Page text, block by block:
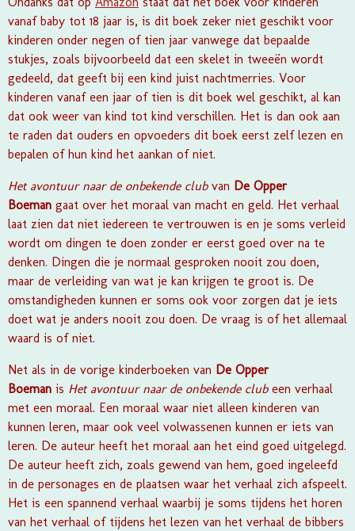
vanaf baby tot 18 jaar is, is dit boek zeker niet geschikt voor
kinderen onder negen of tien jaar vanwege dat bepaalde
stukjes, zoals bijvoorbeeld dat een skelet in tweeën wordt
gedeeld, dat geeft bij een kind juist nachtmerries. Voor
kinderen vanaf een jaar of tien is dit boek wel geschikt, al kan
dat ook weer van kind tot kind verschillen. Het is dan ook aan
te raden dat ouders en opvoeders dit boek eerst zelf lezen en
bepalen of hun kind het aankan of niet.
Het avontuur naar de onbekende club van De Opper
Boeman gaat over het moraal van macht en geld. Het verhaal
laat zien dat niet iedereen te vertrouwen is en je soms verleid
wordt om dingen te doen zonder er eerst goed over na te
denken. Dingen die je normaal gesproken nooit zou doen,
maar de verleiding van wat je kan krijgen te groot is. De
omstandigheden kunnen er soms ook voor zorgen dat je iets
doet wat je anders nooit zou doen. De vraag is of het allemaal
waard is of niet.
Net als in de vorige kinderboeken van De Opper
Boeman is Het avontuur naar de onbekende club een verhaal
met een moraal. Een moraal waar niet alleen kinderen van
kunnen leren, maar ook veel volwassenen kunnen er iets van
leren. De auteur heeft het moraal aan het eind goed uitgelegd.
De auteur heeft zich, zoals gewend van hem, goed ingeleefd
in de personages en de plaatsen waar het verhaal zich afspeelt.
Het is een spannend verhaal waarbij je soms tijdens het horen
van het verhaal of tijdens het lezen van het verhaal de bibbers